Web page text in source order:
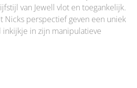
van Jewell vlot en toegankelijk.
Nicks perspectief geven een uniek
in zijn manipulatieve